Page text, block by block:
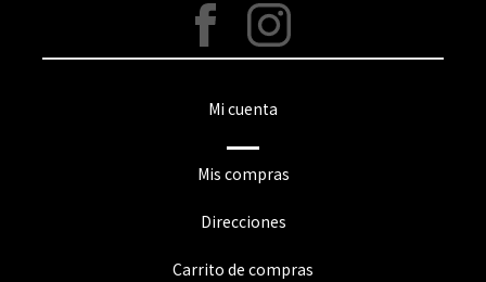
Mi cuenta
Mis compras
Direcciones
Carrito de compras